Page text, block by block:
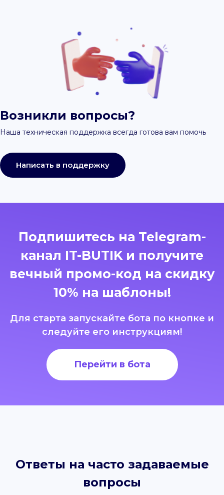
Возникли вопросы?
Наша техническая поддержка всегда готова вам помочь
Написать в поддержку
Подпишитесь на Telegram-
канал IT-BUTIK и получите
вечный промо-код на скидку
10% на шаблоны!
Для старта запускайте бота по кнопке и
следуйте его инструкциям!
Перейти в бота
Ответы на часто задаваемые
вопросы